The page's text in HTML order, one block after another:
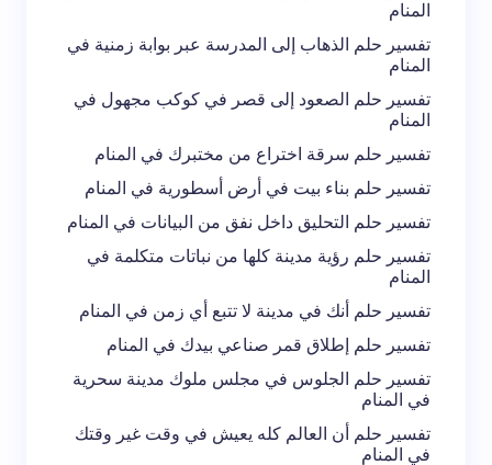
المنام
تفسير حلم الذهاب إلى المدرسة عبر بوابة زمنية في
المنام
تفسير حلم الصعود إلى قصر في كوكب مجهول في
المنام
تفسير حلم سرقة اختراع من مختبرك في المنام
تفسير حلم بناء بيت في أرض أسطورية في المنام
تفسير حلم التحليق داخل نفق من البيانات في المنام
تفسير حلم رؤية مدينة كلها من نباتات متكلمة في
المنام
تفسير حلم أنك في مدينة لا تتبع أي زمن في المنام
تفسير حلم إطلاق قمر صناعي بيدك في المنام
تفسير حلم الجلوس في مجلس ملوك مدينة سحرية
في المنام
تفسير حلم أن العالم كله يعيش في وقت غير وقتك
في المنام